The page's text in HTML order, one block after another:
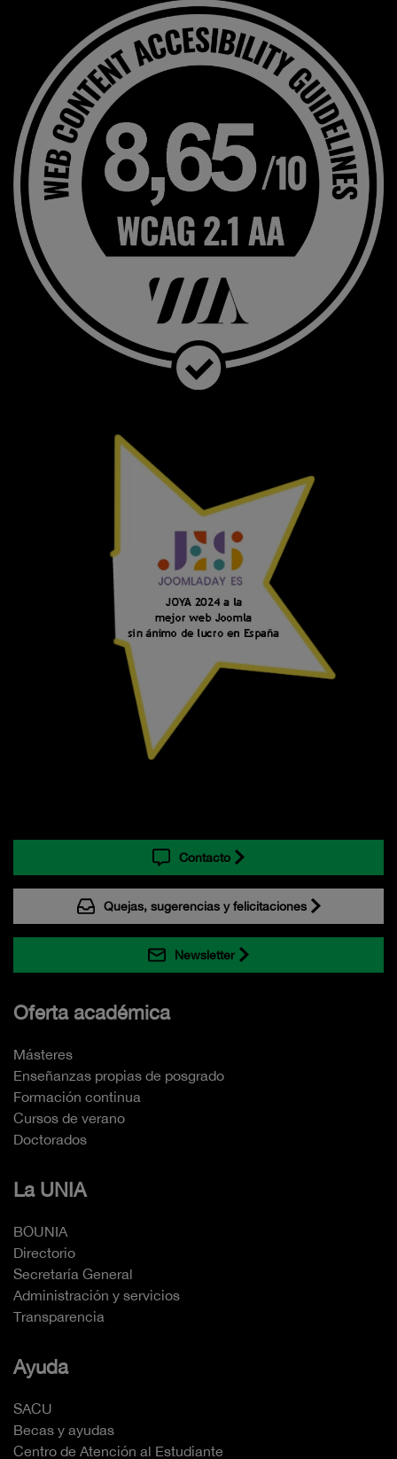
Contacto
Quejas, sugerencias y felicitaciones
Newsletter
Oferta académica
Másteres
Enseñanzas propias de posgrado
Formación continua
Cursos de verano
Doctorados
La UNIA
BOUNIA
Directorio
Secretaría General
Administración y servicios
Transparencia
Ayuda
SACU
Becas y ayudas
Centro de Atención al Estudiante